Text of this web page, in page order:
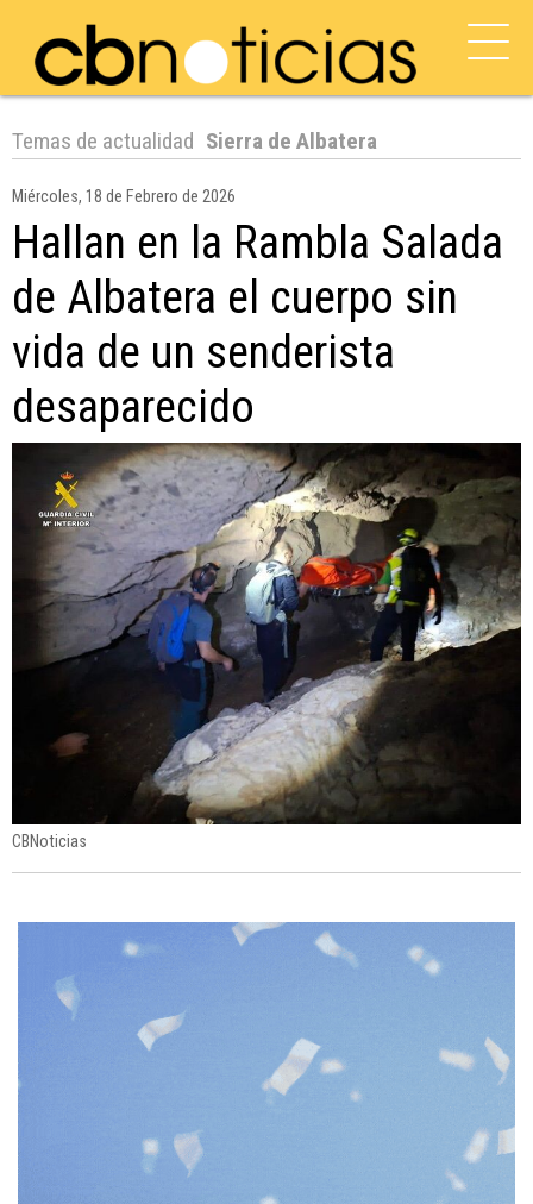
Temas de actualidad Sierra de Albatera
Miércoles, 18 de Febrero de 2026
Hallan en la Rambla Salada
de Albatera el cuerpo sin
vida de un senderista
desaparecido
CBNoticias